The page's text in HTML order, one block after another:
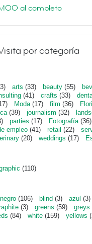
al completo
por categoría
arts (33) beauty (55)
(41) crafts (33)
Moda(17) film (36)
(39) journalism (32)
parties (17) Fotografía(36)
empleo (41) retail (22)
(20) weddings (17)
(110)
negro (106) blind (3) azul (3)
(3) greens (59) greys
(84) white (159) yellows